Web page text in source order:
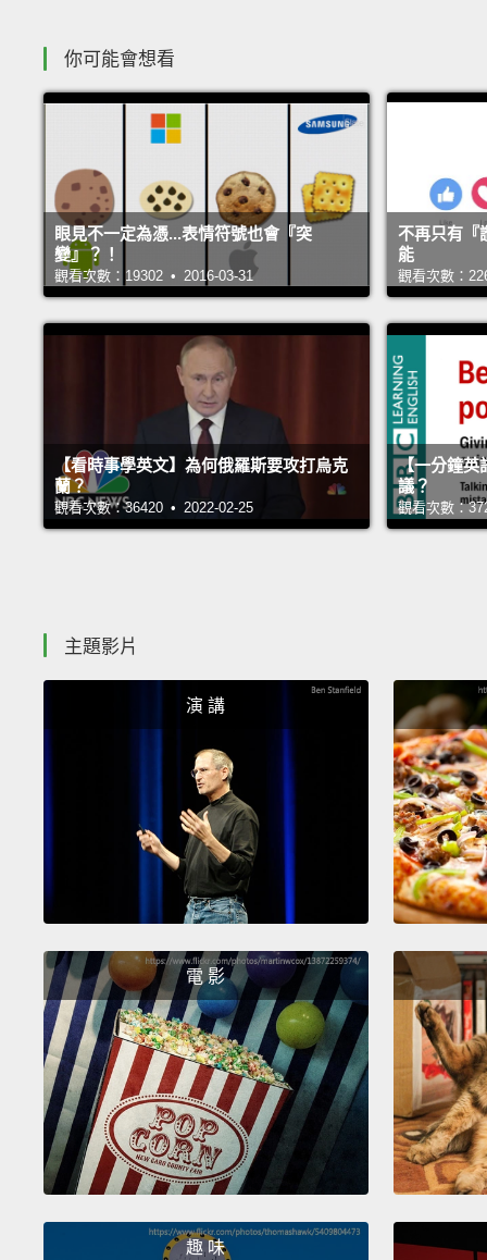
你可能會想看
眼見不一定為憑...表情符號也會『突
變』？！
觀看次數：19302 • 2016-03-31
不再只有『
能
觀看次數：
【看時事學英文】為何俄羅斯要攻打烏克
蘭？
觀看次數：36420 • 2022-02-25
【一分鐘英
議？
觀看次數：
主題影片
演 講
電 影
趣 味